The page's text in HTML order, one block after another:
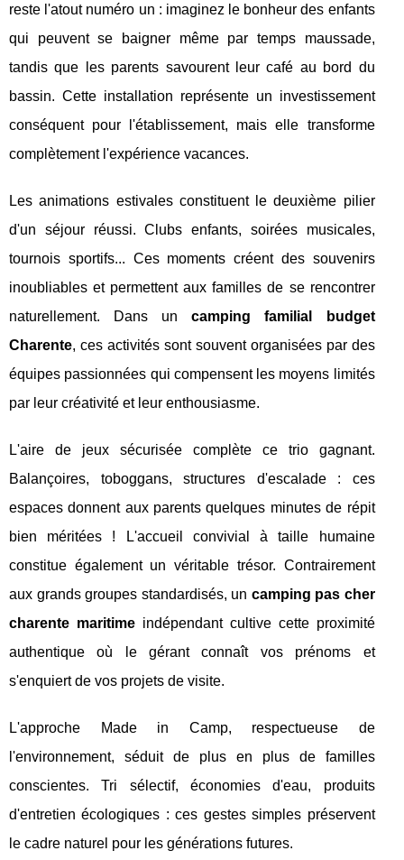
reste l'atout numéro un : imaginez le bonheur des enfants
qui peuvent se baigner même par temps maussade,
tandis que les parents savourent leur café au bord du
bassin. Cette installation représente un investissement
conséquent pour l'établissement, mais elle transforme
complètement l'expérience vacances.
Les animations estivales constituent le deuxième pilier
d'un séjour réussi. Clubs enfants, soirées musicales,
tournois sportifs... Ces moments créent des souvenirs
inoubliables et permettent aux familles de se rencontrer
naturellement. Dans uncamping familial budget
Charente, ces activités sont souvent organisées par des
équipes passionnées qui compensent les moyens limités
par leur créativité et leur enthousiasme.
L'aire de jeux sécurisée complète ce trio gagnant.
Balançoires, toboggans, structures d'escalade : ces
espaces donnent aux parents quelques minutes de répit
bien méritées ! L'accueil convivial à taille humaine
constitue également un véritable trésor. Contrairement
aux grands groupes standardisés, un camping pas cher
charente maritimeindépendant cultive cette proximité
authentique où le gérant connaît vos prénoms et
s'enquiert de vos projets de visite.
L'approche Made in Camp, respectueuse de
l'environnement, séduit de plus en plus de familles
conscientes. Tri sélectif, économies d'eau, produits
d'entretien écologiques : ces gestes simples préservent
le cadre naturel pour les générations futures.